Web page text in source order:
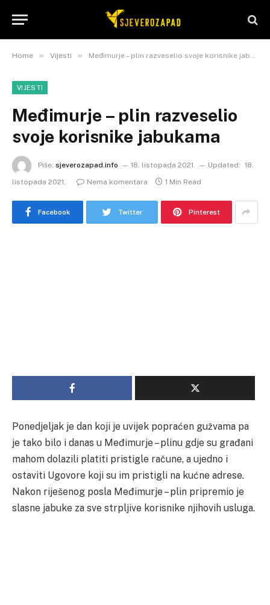
Home » Vijesti » Međimurje – plin razveselio svoje korisnike jabukama
VIJESTI
Međimurje – plin razveselio
svoje korisnike jabukama
Piše: sjeverozapad.info 18. listopada 2021. Updated: 18.
listopada 2021.
Nema komentara 1 Min Read
Facebook Twitter Pinterest
Ponedjeljak je dan koji je uvijek popraćen gužvama pa
je tako bilo i danas u Međimurje – plinu gdje su građani
mahom dolazili platiti pristigle račune, a ujedno i
ostaviti Ugovore koji su im pristigli na kućne adrese.
Nakon riješenog posla Međimurje – plin pripremio je
slasne jabuke za sve strpljive korisnike njihovih usluga.